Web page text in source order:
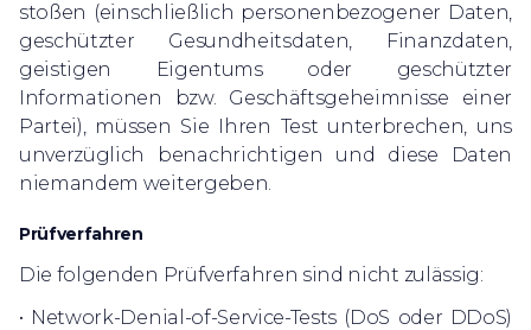
stoßen (einschließlich personenbezogener Daten,
geschützter Gesundheitsdaten, Finanzdaten,
geistigen Eigentums oder geschützter
Informationen bzw. Geschäftsgeheimnisse einer
Partei), müssen Sie Ihren Test unterbrechen, uns
unverzüglich benachrichtigen und diese Daten
niemandem weitergeben.
Prüfverfahren
Die folgenden Prüfverfahren sind nicht zulässig:
• Network-Denial-of-Service-Tests (DoS oder DDoS)